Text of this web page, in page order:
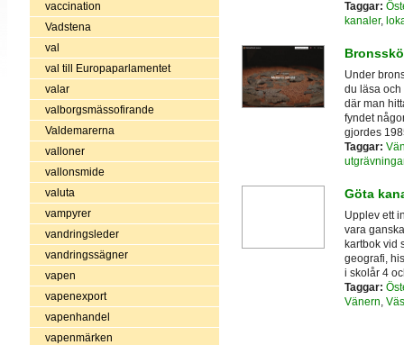
vaccination
Vadstena
val
val till Europaparlamentet
valar
valborgsmässofirande
Valdemarerna
valloner
vallonsmide
valuta
vampyrer
vandringsleder
vandringssägner
vapen
vapenexport
vapenhandel
vapenmärken
Taggar:
kanaler,
Under
du läsa och
där man
fyndet
gjordes
Taggar:
Göta
Upplev ett
vara
kartbok vid
geografi,
i skolår 4
Taggar:
Vänern,